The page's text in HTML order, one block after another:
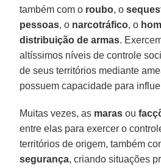
também com o roubo, o
pessoas, o narcotráfico, o
distribuição de armas.
altíssimos níveis de controle
de seus territórios mediante
possuem capacidade para
Muitas vezes, as maras ou
entre elas para exercer o
territórios de origem, também
segurança, criando situações